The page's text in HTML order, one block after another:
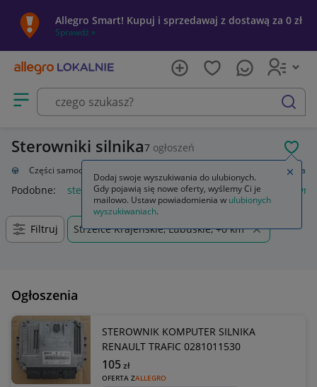
Allegro Smart! Kupuj i sprzedawaj z dostawą za 0 zł
Sprawdź »
Otwórz menu z kategoriami
szukaj
Sterowniki silnika7 ogłoszeń
Części samochodowe Sterowniki silnika
Podobne: sterownik silnika sterownik silnika bldc
Filtruj Strzelce Krajeńskie, Lubuskie, +0 km
Ogłoszenia
STEROWNIK KOMPUTER SILNIKA
RENAULT TRAFIC 0281011530
OFERTA ZALLEGRO
105zł
Dodaj swoje wyszukiwania do ulubionych.
Gdy pojawią się nowe oferty, wyślemy Ci je
mailowo. Ustaw powiadomienia w ulubionych
wyszukiwaniach.